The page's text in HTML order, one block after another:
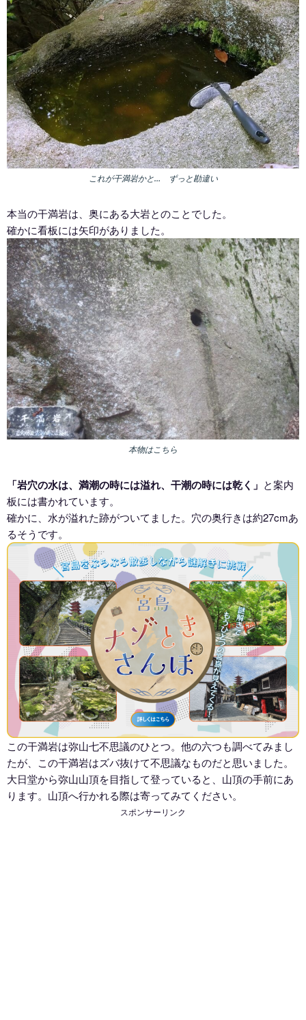
これが干満岩かと… ずっと勘違い
本当の干満岩は、奥にある大岩とのことでした。
確かに看板には矢印がありました。
本物はこちら
「岩穴の水は、満潮の時には溢れ、干潮の時には乾く」 と案内
板には書かれています。
確かに、水が溢れた跡がついてました。穴の奥行きは約27cmあ
るそうです。
この干満岩は弥山七不思議のひとつ。他の六つも調べてみまし
たが、この干満岩はズバ抜けて不思議なものだと思いました。
大日堂から弥山山頂を目指して登っていると、山頂の手前にあ
ります。山頂へ行かれる際は寄ってみてください。
スポンサーリンク